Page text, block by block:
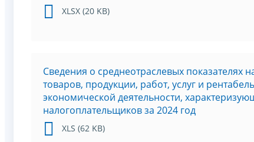
XLSX (20 KB)
Сведения о среднеотраслевых показателях
товаров, продукции, работ, услуг и
экономической деятельности,
налогоплательщиков за 2024 год
XLS (62 KB)